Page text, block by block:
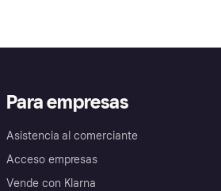
Para empresas
Asistencia al comerciante
Acceso empresas
Vende con Klarna